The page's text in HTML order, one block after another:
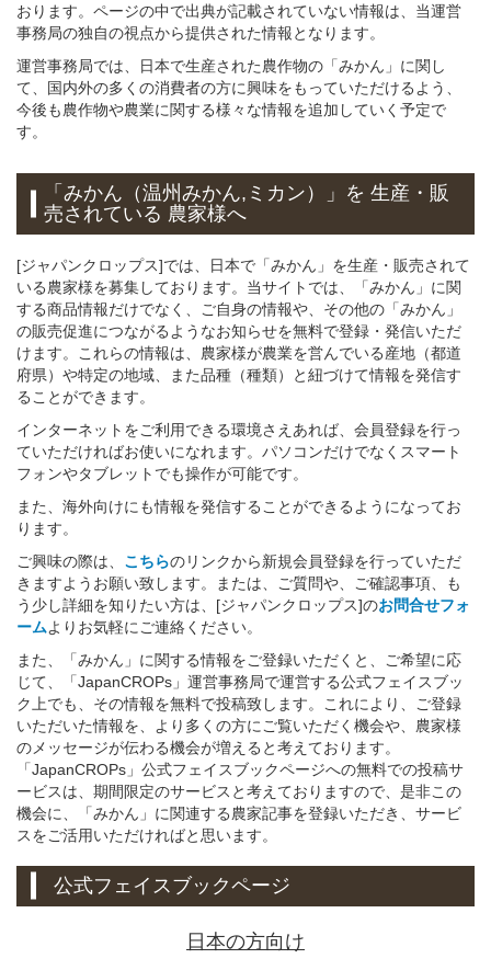
おります。ページの中で出典が記載されていない情報は、当運営
事務局の独自の視点から提供された情報となります。
運営事務局では、日本で生産された農作物の「みかん」に関し
て、国内外の多くの消費者の方に興味をもっていただけるよう、
今後も農作物や農業に関する様々な情報を追加していく予定で
す。
「みかん（温州みかん,ミカン）」 を 生産・販
売されている 農家様へ
[ジャパンクロップス]では、日本で「みかん」を生産・販売されて
いる農家様を募集しております。当サイトでは、「みかん」に関
する商品情報だけでなく、ご自身の情報や、その他の「みかん」
の販売促進につながるようなお知らせを無料で登録・発信いただ
けます。これらの情報は、農家様が農業を営んでいる産地（都道
府県）や特定の地域、また品種（種類）と紐づけて情報を発信す
ることができます。
インターネットをご利用できる環境さえあれば、会員登録を行っ
ていただければお使いになれます。パソコンだけでなくスマート
フォンやタブレットでも操作が可能です。
また、海外向けにも情報を発信することができるようになってお
ります。
ご興味の際は、 こちらのリンクから新規会員登録を行っていただ
きますようお願い致します。または、ご質問や、ご確認事項、も
う少し詳細を知りたい方は、[ジャパンクロップス]のお問合せフォ
ームよりお気軽にご連絡ください。
また、「みかん」に関する情報をご登録いただくと、ご希望に応
じて、「JapanCROPs」運営事務局で運営する公式フェイスブッ
ク上でも、その情報を無料で投稿致します。これにより、ご登録
いただいた情報を、より多くの方にご覧いただく機会や、農家様
のメッセージが伝わる機会が増えると考えております。
「JapanCROPs」公式フェイスブックページへの無料での投稿サ
ービスは、期間限定のサービスと考えておりますので、是非この
機会に、「みかん」に関連する農家記事を登録いただき、サービ
スをご活用いただければと思います。
公式フェイスブックページ
日本の方向け